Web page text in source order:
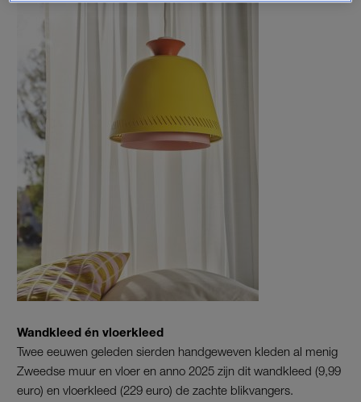
Wandkleed én vloerkleed
Twee eeuwen geleden sierden handgeweven kleden al menig
Zweedse muur en vloer en anno 2025 zijn dit wandkleed (9,99
euro) en vloerkleed (229 euro) de zachte blikvangers.